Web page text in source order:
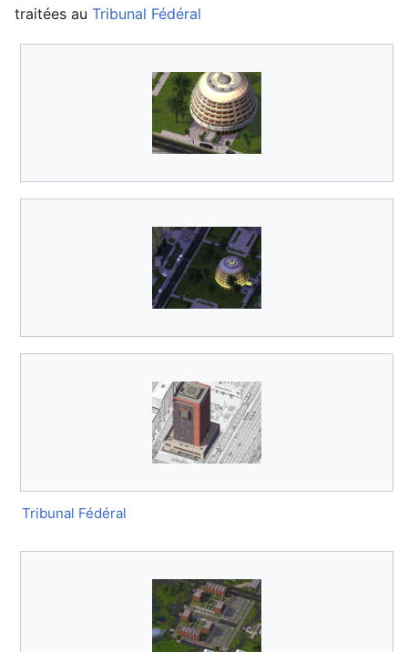
traitées au Tribunal Fédéral
Tribunal Fédéral